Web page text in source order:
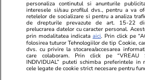
impresia că nu vor mai scăpa de
probleme
Lifestyle
personaliza continutul si anunturile
interesele si/sau profilul dvs., pentru a va
retelelor de socializare si pentru a analiza
de drepturile prevazute de art. 15-22
prelucrarea datelor cu caracter personal.
prin modalitatea indicataaici. Prin click pe
folosirea tuturor Tehnologiilor de tip Cookie,
dvs. cu privire la stocarea/accesarea
care colaboram. Prin click pe “VREAU
INDIVIDUAL” puteti schimba preferintele
cele legate de cookie strict necesare pentru